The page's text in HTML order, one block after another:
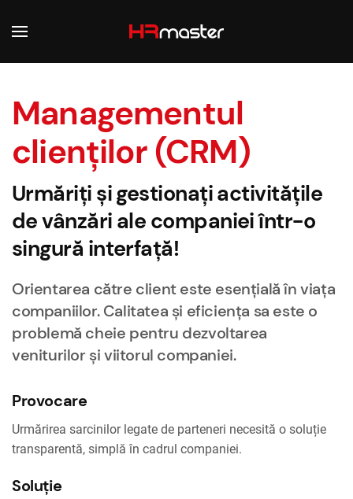
Managementul
clienților (CRM)
Urmăriți și gestionați activitățile
de vânzări ale companiei într-o
singură interfață!
Orientarea către client este esențială în viața
companiilor. Calitatea și eficiența sa este o
problemă cheie pentru dezvoltarea
veniturilor și viitorul companiei.
Provocare
Urmărirea sarcinilor legate de parteneri necesită o soluție
transparentă, simplă în cadrul companiei.
Soluție